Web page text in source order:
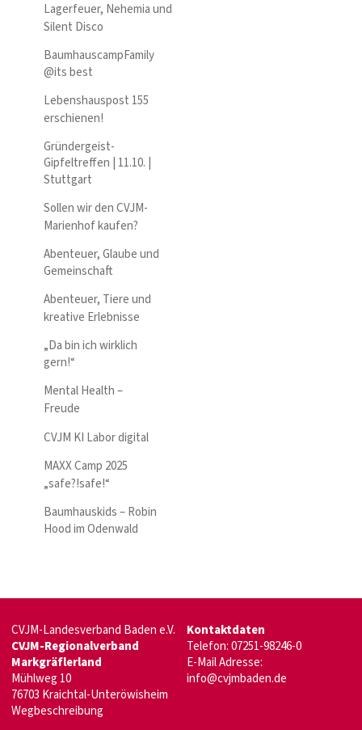
Lagerfeuer, Nehemia und
Silent Disco
BaumhauscampFamily
@its best
Lebenshauspost 155
erschienen!
Gründergeist-
Gipfeltreffen | 11.10. |
Stuttgart
Sollen wir den CVJM-
Marienhof kaufen?
Abenteuer, Glaube und
Gemeinschaft
Abenteuer, Tiere und
kreative Erlebnisse
„Da bin ich wirklich
gern!“
Mental Health –
Freude
CVJM KI Labor digital
MAXX Camp 2025
„safe?!safe!“
Baumhauskids – Robin
Hood im Odenwald
CVJM-Landesverband Baden e.V.
CVJM-Regionalverband
Markgräflerland
Mühlweg 10
76703 Kraichtal-Unteröwisheim
Wegbeschreibung
Kontaktdaten
Telefon: 07251-98246-0
E-Mail Adresse:
info@cvjmbaden.de